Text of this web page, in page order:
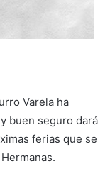
Varela ha
buen seguro dará
ferias que se